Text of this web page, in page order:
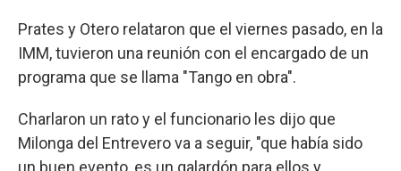
Prates y Otero relataron que el viernes pasado, en la
IMM, tuvieron una reunión con el encargado de un
programa que se llama "Tango en obra".
Charlaron un rato y el funcionario les dijo que
Milonga del Entrevero va a seguir, "que había sido
un buen evento, es un galardón para ellos y